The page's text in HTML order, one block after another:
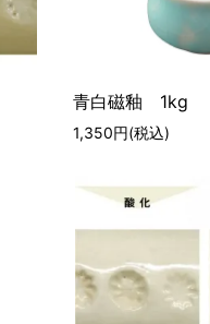
青白磁釉 1kg
1,350円(税込)